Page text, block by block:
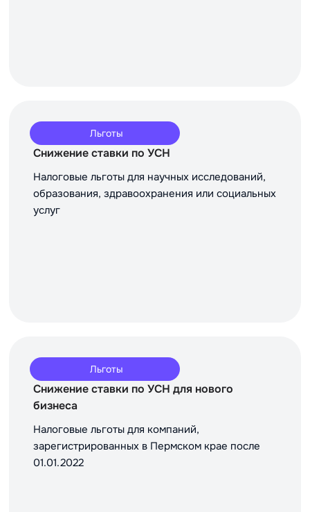
Льготы
Снижение ставки по УСН
Налоговые льготы для научных исследований,
образования, здравоохранения или социальных
услуг
Льготы
Снижение ставки по УСН для нового
бизнеса
Налоговые льготы для компаний,
зарегистрированных в Пермском крае после
01.01.2022